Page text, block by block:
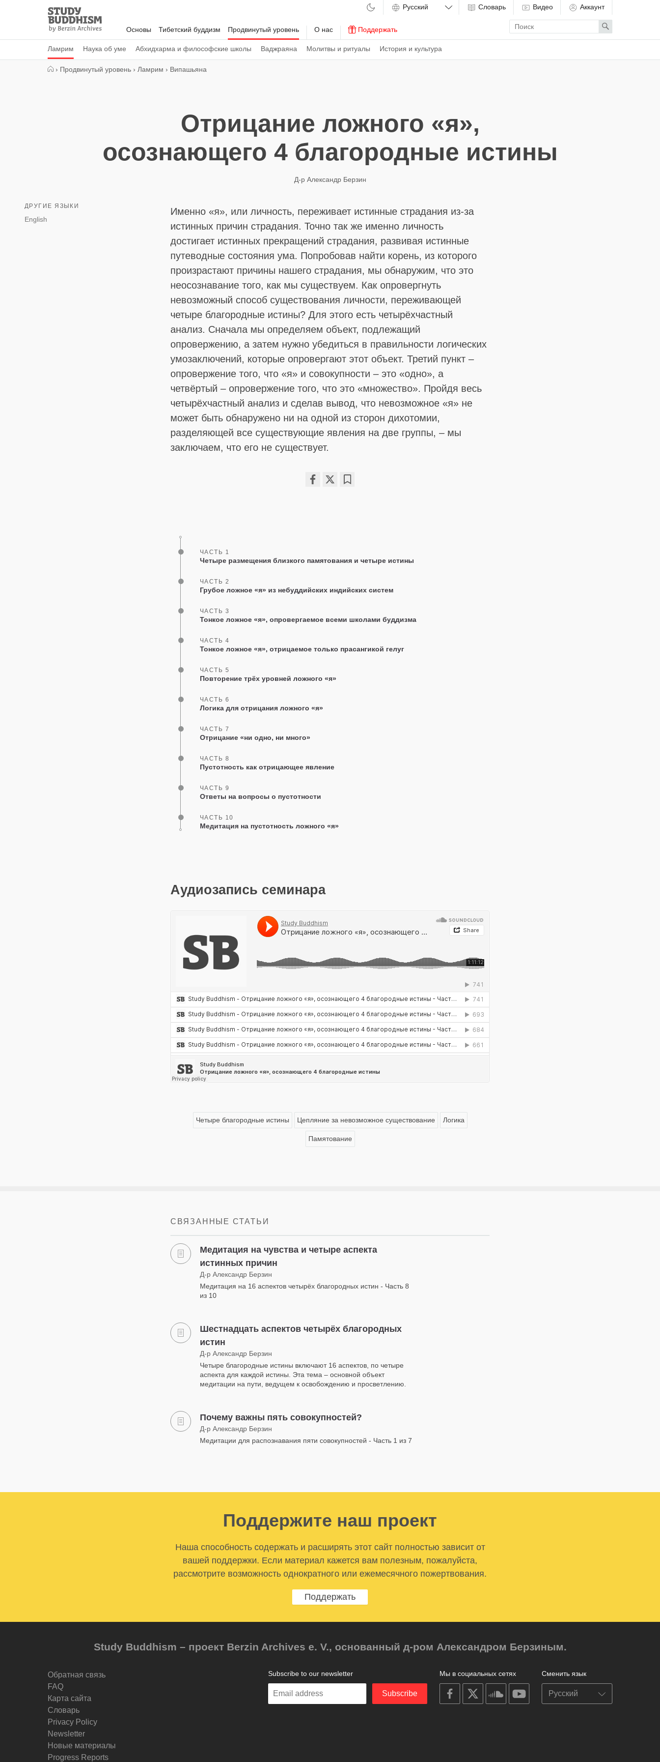
Study
Buddhism
Home
Основы Тибетский буддизм Продвинутый уровень
Ламрим Наука об уме Абхидхарма и философские школы Ваджраяна Молитвы и ритуалы История и культура
О нас Поддержать
Словарь Видео Аккаунт
Enter
search
term
Search
› Продвинутый уровень › Ламрим › Випашьяна
Отрицание ложного «я»,
осознающего 4 благородные истины
Д-р Александр Берзин
ДРУГИЕ ЯЗЫКИ
English
Именно «я», или личность, переживает истинные страдания из-за
истинных причин страдания. Точно так же именно личность
достигает истинных прекращений страдания, развивая истинные
путеводные состояния ума. Попробовав найти корень, из которого
произрастают причины нашего страдания, мы обнаружим, что это
неосознавание того, как мы существуем. Как опровергнуть
невозможный способ существования личности, переживающей
четыре благородные истины? Для этого есть четырёхчастный
анализ. Сначала мы определяем объект, подлежащий
опровержению, а затем нужно убедиться в правильности логических
умозаключений, которые опровергают этот объект. Третий пункт –
опровержение того, что «я» и совокупности – это «одно», а
четвёртый – опровержение того, что это «множество». Пройдя весь
четырёхчастный анализ и сделав вывод, что невозможное «я» не
может быть обнаружено ни на одной из сторон дихотомии,
разделяющей все существующие явления на две группы, – мы
заключаем, что его не существует.
ЧАСТЬ 1
Четыре размещения близкого памятования и четыре истины
ЧАСТЬ 2
Грубое ложное «я» из небуддийских индийских систем
ЧАСТЬ 3
Тонкое ложное «я», опровергаемое всеми школами буддизма
ЧАСТЬ 4
Тонкое ложное «я», отрицаемое только прасангикой гелуг
ЧАСТЬ 5
Повторение трёх уровней ложного «я»
ЧАСТЬ 6
Логика для отрицания ложного «я»
ЧАСТЬ 7
Отрицание «ни одно, ни много»
ЧАСТЬ 8
Пустотность как отрицающее явление
ЧАСТЬ 9
Ответы на вопросы о пустотности
ЧАСТЬ 10
Медитация на пустотность ложного «я»
Аудиозапись семинара
Четыре благородные истины Цепляние за невозможное существование Логика
Памятование
СВЯЗАННЫЕ СТАТЬИ
Медитация на чувства и четыре аспекта
истинных причин
Д-р Александр Берзин
Медитация на 16 аспектов четырёх благородных истин - Часть 8
из 10
Шестнадцать аспектов четырёх благородных
истин
Д-р Александр Берзин
Четыре благородные истины включают 16 аспектов, по четыре
аспекта для каждой истины. Эта тема – основной объект
медитации на пути, ведущем к освобождению и просветлению.
Почему важны пять совокупностей?
Д-р Александр Берзин
Медитации для распознавания пяти совокупностей - Часть 1 из 7
Поддержите наш проект
Наша способность содержать и расширять этот сайт полностью зависит от
вашей поддержки. Если материал кажется вам полезным, пожалуйста,
рассмотрите возможность однократного или ежемесячного пожертвования.
Поддержать
Study Buddhism – проект Berzin Archives e. V., основанный д-ром Александром Берзиным.
Обратная связь
FAQ
Карта сайта
Словарь
Privacy Policy
Newsletter
Новые материалы
Progress Reports
Сменить язык
Мы в социальных сетях
on
facebook
soundcloudyoutube
Subscribe to our newsletter
Enter
Subscribe